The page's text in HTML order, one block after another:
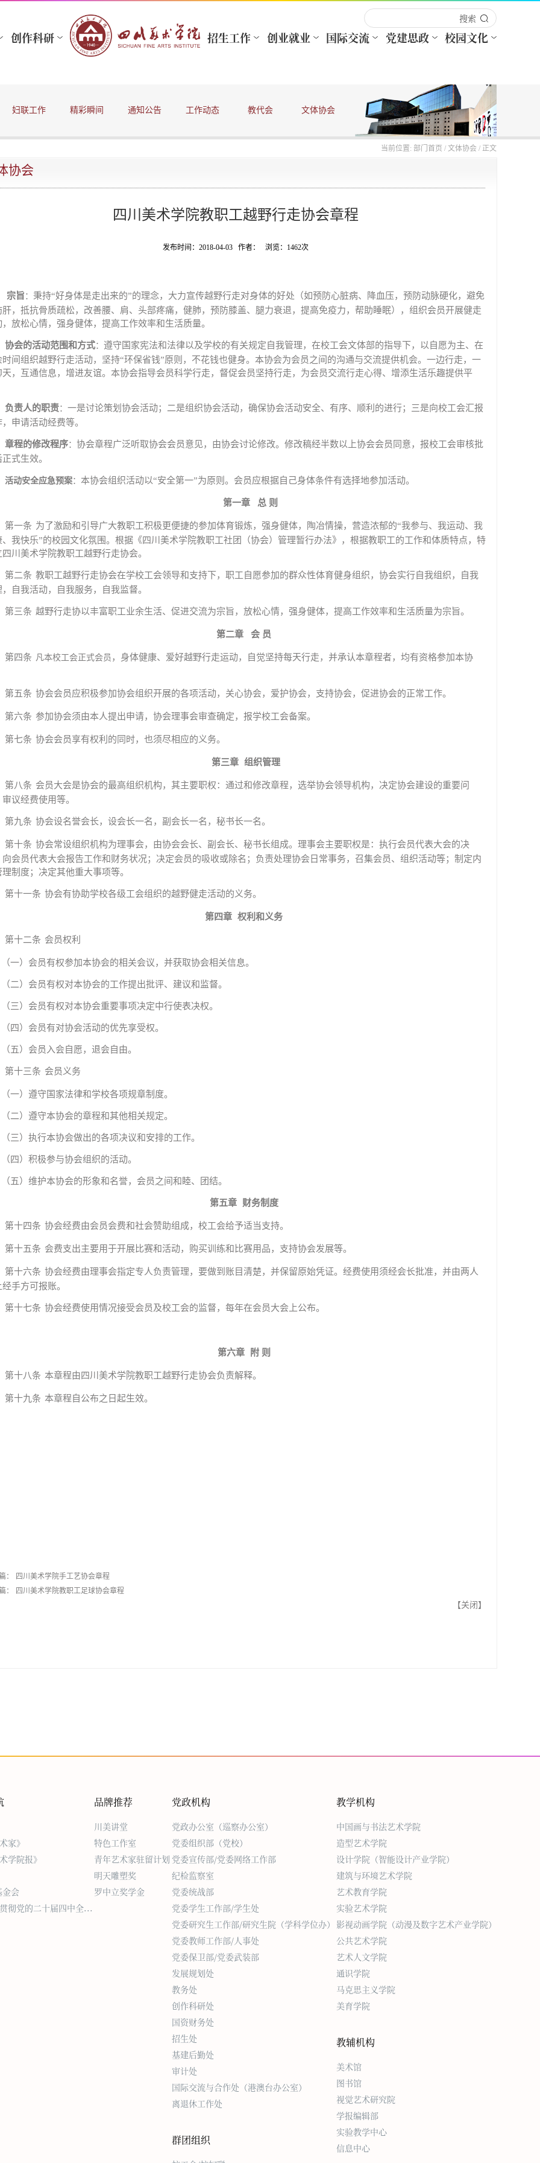
妇联工作 精彩瞬间 通知公告 工作动态 教代会 文体协会 法律法规
当前位置: 部门首页 / 文体协会 / 正文
协会
四川美术学院教职工越野行走协会章程
发布时间：2018-04-03 作者： 浏览： 1462次
宗旨 ： 秉持“好身体是走出来的”的理念，大力宣传越野行走对身体的好处（如预防心脏病、降血压，预防动脉硬化，避免
肝，抵抗骨质疏松，改善腰、肩、头部疼痛，健肺，预防膝盖、腿力衰退，提高免疫力，帮助睡眠），组织会员开展健走
，放松心情，强身健体，提高工作效率和生活质量。
协会的活动范围和方式： 遵守国家宪法和法律以及学校的有关规定自我管理，在校工会文体部的指导下，以自愿为主、在
时间组织越野行走活动，坚持“环保省钱”原则，不花钱也健身。本协会为会员之间的沟通与交流提供机会。一边行走，一
天，互通信息，增进友谊。本协会指导会员科学行走，督促会员坚持行走，为会员交流行走心得、增添生活乐趣提供平
负责人的职责： 一是讨论策划协会活动；二是组织协会活动，确保协会活动安全、有序、顺利的进行；三是向校工会汇报
申请活动经费等。
章程的修改程序： 协会章程广泛听取协会会员意见，由协会讨论修改。修改稿经半数以上协会会员同意，报校工会审核批
式生效。
活动安全应急预案： 本协会组织活动以“安全第一”为原则。会员应根据自己身体条件有选择地参加活动。
第一章 总 则
第一条 为了激励和引导广大教职工积极更便捷的参加体育锻炼，强身健体，陶冶情操，营造浓郁的“我参与、我运动、我
、我快乐”的校园文化氛围。根据《四川美术学院教职工社团（协会）管理暂行办法》，根据教职工的工作和体质特点，特
四川美术学院教职工越野行走协会。
第二条 教职工越野行走协会在学校工会领导和支持下，职工自愿参加的群众性体育健身组织，协会实行自我组织，自我
，自我活动，自我服务，自我监督。
第三条 越野行走协以丰富职工业余生活、促进交流为宗旨，放松心情，强身健体，提高工作效率和生活质量为宗旨。
第二章 会 员
第四条 凡本校工会正式会员 ，身体健康、爱好越野行走运动，自觉坚持每天行走，并承认本章程者，均有资格参加本协
第五条 协会会员应积极参加协会组织开展的各项活动，关心协会，爱护协会，支持协会，促进协会的正常工作。
第六条 参加协会须由本人提出申请，协会理事会审查确定，报学校工会备案。
第七条 协会会员享有权利的同时，也须尽相应的义务。
第三章 组织管理
第八条 会员大会是协会的最高组织机构，其主要职权：通过和修改章程，选举协会领导机构，决定协会建设的重要问
议经费使用等。
第九条 协会设名誉会长，设会长一名，副会长一名，秘书长一名。
第十条 协会常设组织机构为理事会，由协会会长、副会长、秘书长组成。理事会主要职权是：执行会员代表大会的决
向会员代表大会报告工作和财务状况；决定会员的吸收或除名；负责处理协会日常事务，召集会员、组织活动等；制定内
理制度；决定其他重大事项等。
第十一条 协会有协助学校各级工会组织的越野健走活动的义务。
第四章 权利和义务
第十二条 会员权利
（一）会员有权参加本协会的相关会议，并获取协会相关信息。
（二）会员有权对本协会的工作提出批评、建议和监督。
（三）会员有权对本协会重要事项决定中行使表决权。
（四）会员有对协会活动的优先享受权。
（五）会员入会自愿，退会自由。
第十三条 会员义务
（一）遵守国家法律和学校各项规章制度。
（二）遵守本协会的章程和其他相关规定。
（三）执行本协会做出的各项决议和安排的工作。
（四）积极参与协会组织的活动。
（五）维护本协会的形象和名誉，会员之间和睦、团结。
第五章 财务制度
第十四条 协会经费由会员会费和社会赞助组成，校工会给予适当支持。
第十五条 会费支出主要用于开展比赛和活动，购买训练和比赛用品，支持协会发展等。
第十六条 协会经费由理事会指定专人负责管理，要做到账目清楚，并保留原始凭证。经费使用须经会长批准，并由两人
手方可报账。
第十七条 协会经费使用情况接受会员及校工会的监督，每年在会员大会上公布。
第六章 附 则
第十八条 本章程由四川美术学院教职工越野行走协会负责解释。
第十九条 本章程自公布之日起生效。
：
四川美术学院手工艺协会章程
：
四川美术学院教职工足球协会章程
【关闭 】